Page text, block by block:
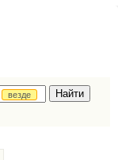
везде